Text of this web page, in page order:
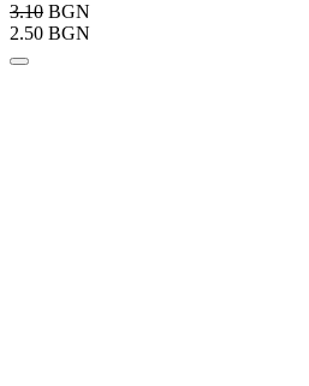
3.10 BGN
2.50 BGN